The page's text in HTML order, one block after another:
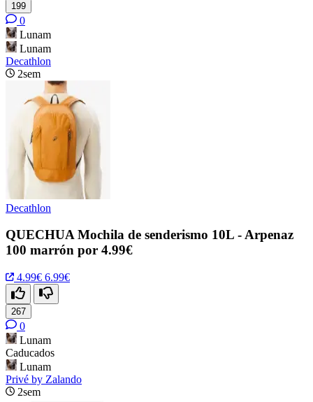
199
0
Lunam
Lunam
Decathlon
2sem
Decathlon
QUECHUA Mochila de senderismo 10L - Arpenaz
100 marrón por 4.99€
4.99€ 6.99€
267
0
Lunam
Caducados
Lunam
Privé by Zalando
2sem